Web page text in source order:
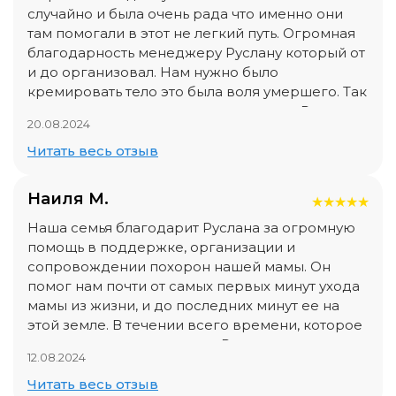
момент и попрощаться с отцом. Если вы не
хотите дергаться и волноваться в такой
тяжелый момент, то без размышлений,
обращайтесь в эту компанию, заплатите, это
того стоит. Поверьте.
случайно и была очень рада что именно они
там помогали в этот не легкий путь. Огромная
благодарность менеджеру Руслану который от
и до организовал. Нам нужно было
кремировать тело это была воля умершего. Так
как впервые с таким столкнулись нам Руслан
все организовал. Был рядом и помогал до
конца во всем. Ведь не легко нужно было
слаженная команда!!! Процветания вашей
компании! Вы желаете очень благое дело!
20.08.2024
Читать весь отзыв
Наиля М. ★★★★★
Наша семья благодарит Руслана за огромную
помощь в поддержке, организации и
сопровождении похорон нашей мамы. Он
помог нам почти от самых первых минут ухода
мамы из жизни, и до последних минут ее на
этой земле. В течении всего времени, которое
он посвятил нашему горю, Руслан чутко
прислушивался к нашим желаниям, выполняя
свою работу в соответствии с требованиями
12.08.2024
Читать весь отзыв